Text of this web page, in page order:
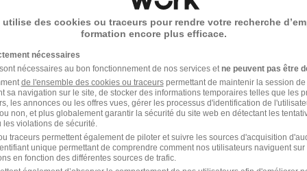
recrutement
peuvent varier selon l'offre à laquelle vous postulez.
la chargée de recrutement
l'opérationnel responsable du site
et présentation aux équipes
utilise des cookies ou traceurs pour rendre votre recherche
formation encore plus efficace.
nécessaires
nécessaires au bon fonctionnement de nos services et ne peuvent pas être
de l'ensemble des cookies ou traceurspermettant de maintenir la session
sa navigation sur le site, de stocker des informations temporaires telles que les
les annonces ou les offres vues, gérer les processus d'identification de
non, et plus globalement garantir la sécurité du site web en détectant les
violations de sécurité.
traceurs permettent également de piloter et suivre les sources d'acquisition
unique permettant de comprendre comment nos utilisateurs naviguent sur
en fonction des différentes sources de trafic.